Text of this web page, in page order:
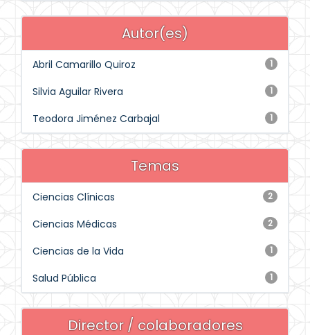
Autor(es)
1
Abril Camarillo Quiroz
1
Silvia Aguilar Rivera
1
Teodora Jiménez Carbajal
Temas
2
Ciencias Clínicas
2
Ciencias Médicas
1
Ciencias de la Vida
1
Salud Pública
Director / colaboradores